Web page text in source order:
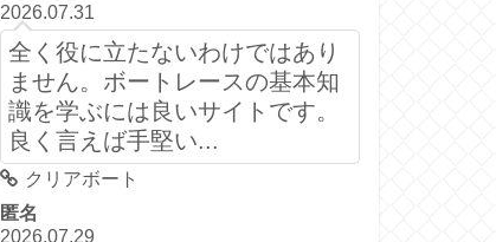
2026.07.31
全く役に立たないわけではあり
ません。ボートレースの基本知
識を学ぶには良いサイトです。
良く言えば手堅い...
クリアボート
匿名
2026.07.29